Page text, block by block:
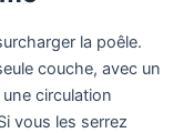
la poêle.
couche, avec un
circulation
vous les serrez